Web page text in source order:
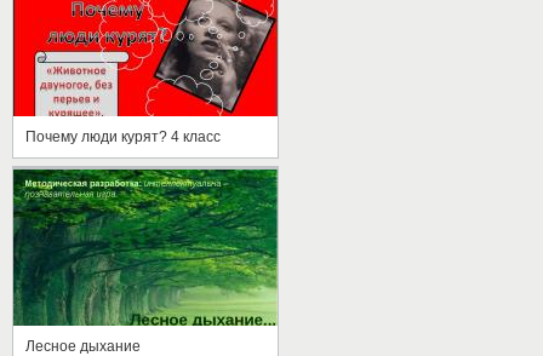
Почему люди курят? 4 класс
Лесное дыхание